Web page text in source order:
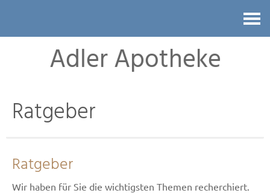
Adler Apotheke
Ratgeber
Ratgeber
Wir haben für Sie die wichtigsten Themen recherchiert.